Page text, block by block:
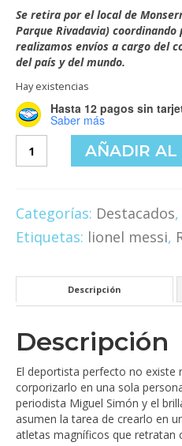
Se retira por el local de
Parque Rivadavia)
realizamos envíos a cargo del
del país y del mundo.
Hay existencias
Hasta 12 pagos sin
Saber más
deportista
AÑADIR AL
Categorías: Destacados,
Etiquetas: lionel messi,
Descripción
Descripción
El deportista perfecto no existe
corporizarlo en una sola
periodista Miguel Simón y el
asumen la tarea de crearlo en
atletas magníficos que retratan